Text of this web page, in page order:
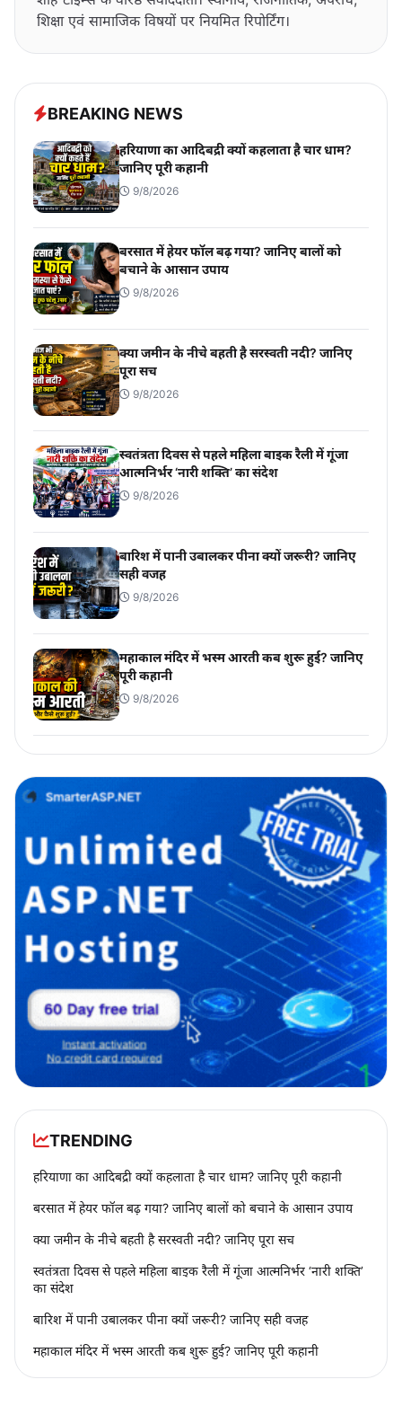
शिक्षा एवं सामाजिक विषयों पर नियमित रिपोर्टिंग।
BREAKING NEWS
हरियाणा का आदिबद्री क्यों कहलाता है चार धाम?
जानिए पूरी कहानी
9/8/2026
बरसात में हेयर फॉल बढ़ गया? जानिए बालों को
बचाने के आसान उपाय
9/8/2026
क्या जमीन के नीचे बहती है सरस्वती नदी? जानिए
पूरा सच
9/8/2026
स्वतंत्रता दिवस से पहले महिला बाइक रैली में गूंजा
आत्मनिर्भर ‘नारी शक्ति’ का संदेश
9/8/2026
बारिश में पानी उबालकर पीना क्यों जरूरी? जानिए
सही वजह
9/8/2026
महाकाल मंदिर में भस्म आरती कब शुरू हुई? जानिए
पूरी कहानी
9/8/2026
TRENDING
हरियाणा का आदिबद्री क्यों कहलाता है चार धाम? जानिए पूरी कहानी
बरसात में हेयर फॉल बढ़ गया? जानिए बालों को बचाने के आसान उपाय
क्या जमीन के नीचे बहती है सरस्वती नदी? जानिए पूरा सच
स्वतंत्रता दिवस से पहले महिला बाइक रैली में गूंजा आत्मनिर्भर ‘नारी शक्ति’
का संदेश
बारिश में पानी उबालकर पीना क्यों जरूरी? जानिए सही वजह
महाकाल मंदिर में भस्म आरती कब शुरू हुई? जानिए पूरी कहानी